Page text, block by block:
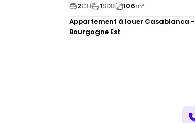
2CH 1SDB 106m²
Appartement à louer Casablanca -
Bourgogne Est